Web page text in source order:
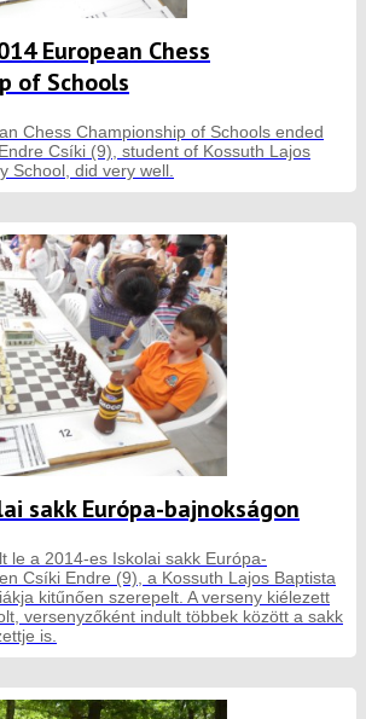
European Chess
of Schools
Chess Championship of Schools ended
Csíki (9), student of Kossuth Lajos
School, did very well.
sakk Európa-bajnokságon
le a 2014-es Iskolai sakk Európa-
Csíki Endre (9), a Kossuth Lajos Baptista
kitűnően szerepelt. A verseny kiélezett
versenyzőként indult többek között a sakk
is.